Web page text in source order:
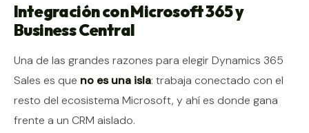
Integración con Microsoft 365 y
Business Central
Una de las grandes razones para elegir Dynamics 365
Sales es que no es una isla: trabaja conectado con el
resto del ecosistema Microsoft, y ahí es donde gana
frente a un CRM aislado.